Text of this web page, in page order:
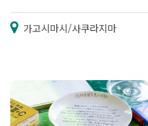
가고시마시/사쿠라지마